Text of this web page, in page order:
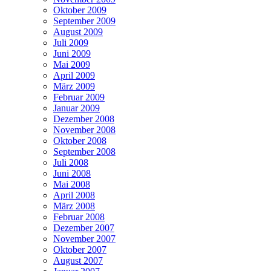
Oktober 2009
September 2009
August 2009
Juli 2009
Juni 2009
Mai 2009
April 2009
März 2009
Februar 2009
Januar 2009
Dezember 2008
November 2008
Oktober 2008
September 2008
Juli 2008
Juni 2008
Mai 2008
April 2008
März 2008
Februar 2008
Dezember 2007
November 2007
Oktober 2007
August 2007